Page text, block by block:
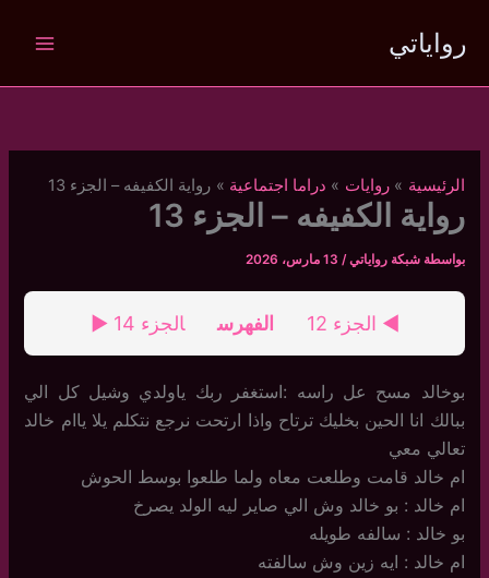
المحتوى
رواياتي
الرئيسية روايات دراما اجتماعية رواية الكفيفه – الجزء 13
رواية الكفيفه – الجزء 13
بواسطة شبكة رواياتي/ 13 مارس، 2026
◄ الجزء 12 الفهرس الجزء 14 ►
بوخالد مسح عل راسه :استغفر ربك ياولدي وشيل كل الي
ببالك انا الحين بخليك ترتاح واذا ارتحت نرجع نتكلم يلا ياام خالد
تعالي معي
ام خالد قامت وطلعت معاه ولما طلعوا بوسط الحوش
ام خالد : بو خالد وش الي صاير ليه الولد يصرخ
بو خالد : سالفه طويله
ام خالد : ايه زين وش سالفته